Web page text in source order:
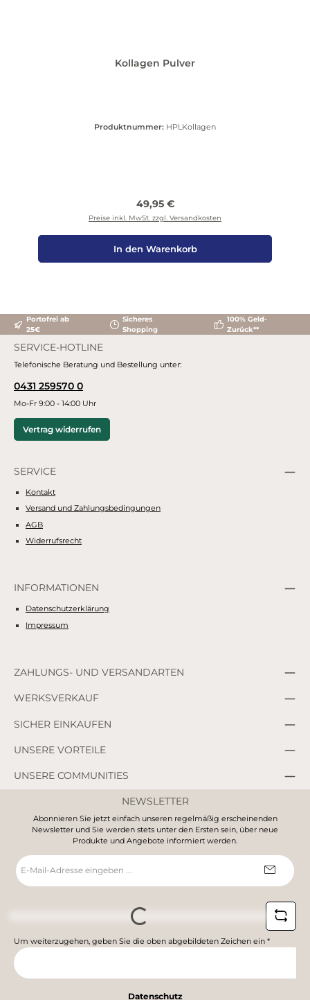
Kollagen Pulver
Produktnummer: HPLKollagen
Regulärer Preis:
49,95 €
Preise inkl. MwSt. zzgl. Versandkosten
In den Warenkorb
Portofrei ab
25€
Sicheres
Shopping
100% Geld-
Zurück**
SERVICE-HOTLINE
Telefonische Beratung und Bestellung unter:
0431 259570 0
Mo-Fr 9:00 - 14:00 Uhr
Vertrag widerrufen
SERVICE
Kontakt
Versand und Zahlungsbedingungen
AGB
Widerrufsrecht
INFORMATIONEN
Datenschutzerklärung
Impressum
ZAHLUNGS- UND VERSANDARTEN
WERKSVERKAUF
SICHER EINKAUFEN
UNSERE COMMUNITIES
UNSERE VORTEILE
NEWSLETTER
Abonnieren Sie jetzt einfach unseren regelmäßig erscheinenden
Newsletter und Sie werden stets unter den Ersten sein, über neue
Produkte und Angebote informiert werden.
E-
Mail-
Adresse
Loading...
Um weiterzugehen, geben Sie die oben abgebildeten Zeichen ein *
Datenschutz